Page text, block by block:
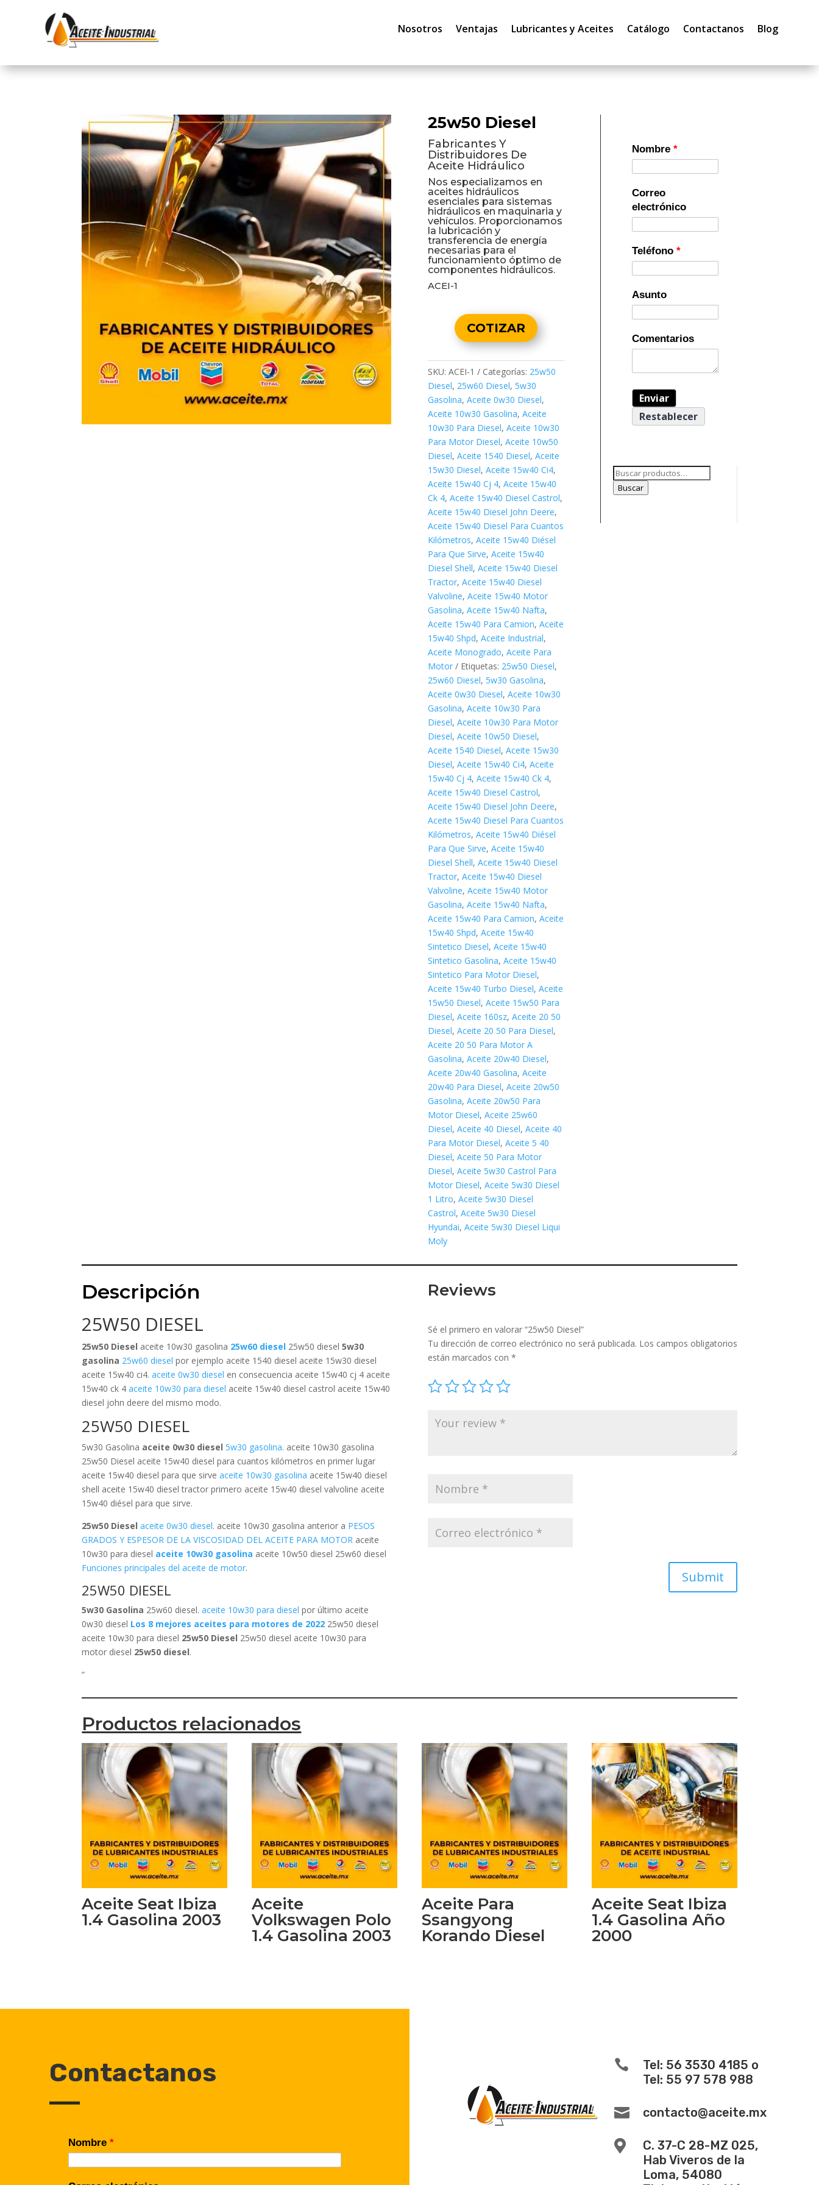
Nosotros Ventajas Lubricantes y Aceites Catálogo Contactanos Blog
25w50 Diesel
Fabricantes Y
Distribuidores De
Aceite Hidráulico
Nos especializamos en
aceites hidráulicos
esenciales para sistemas
hidráulicos en maquinaria y
vehículos. Proporcionamos
la lubricación y
transferencia de energía
necesarias para el
funcionamiento óptimo de
componentes hidráulicos.
ACEI-1
COTIZAR
SKU: ACEI-1 Categorías: 25w50
Diesel, 25w60 Diesel, 5w30
Gasolina, Aceite 0w30 Diesel,
Aceite 10w30 Gasolina, Aceite
10w30 Para Diesel, Aceite 10w30
Para Motor Diesel, Aceite 10w50
Diesel, Aceite 1540 Diesel, Aceite
15w30 Diesel, Aceite 15w40 Ci4,
Aceite 15w40 Cj 4, Aceite 15w40
Ck 4, Aceite 15w40 Diesel Castrol,
Aceite 15w40 Diesel John Deere,
Aceite 15w40 Diesel Para Cuantos
Kilómetros, Aceite 15w40 Diésel
Para Que Sirve, Aceite 15w40
Diesel Shell, Aceite 15w40 Diesel
Tractor, Aceite 15w40 Diesel
Valvoline, Aceite 15w40 Motor
Gasolina, Aceite 15w40 Nafta,
Aceite 15w40 Para Camion, Aceite
15w40 Shpd, Aceite Industrial,
Aceite Monogrado, Aceite Para
Motor
Etiquetas: 25w50 Diesel,
25w60 Diesel, 5w30 Gasolina,
Aceite 0w30 Diesel, Aceite 10w30
Gasolina, Aceite 10w30 Para
Diesel, Aceite 10w30 Para Motor
Diesel, Aceite 10w50 Diesel,
Aceite 1540 Diesel, Aceite 15w30
Diesel, Aceite 15w40 Ci4, Aceite
15w40 Cj 4, Aceite 15w40 Ck 4,
Aceite 15w40 Diesel Castrol,
Aceite 15w40 Diesel John Deere,
Aceite 15w40 Diesel Para Cuantos
Kilómetros, Aceite 15w40 Diésel
Para Que Sirve, Aceite 15w40
Diesel Shell, Aceite 15w40 Diesel
Tractor, Aceite 15w40 Diesel
Valvoline, Aceite 15w40 Motor
Gasolina, Aceite 15w40 Nafta,
Aceite 15w40 Para Camion, Aceite
15w40 Shpd, Aceite 15w40
Sintetico Diesel, Aceite 15w40
Sintetico Gasolina, Aceite 15w40
Sintetico Para Motor Diesel,
Aceite 15w40 Turbo Diesel, Aceite
15w50 Diesel, Aceite 15w50 Para
Diesel, Aceite 160sz, Aceite 20 50
Diesel, Aceite 20 50 Para Diesel,
Aceite 20 50 Para Motor A
Gasolina, Aceite 20w40 Diesel,
Aceite 20w40 Gasolina, Aceite
20w40 Para Diesel, Aceite 20w50
Gasolina, Aceite 20w50 Para
Motor Diesel, Aceite 25w60
Diesel, Aceite 40 Diesel, Aceite 40
Para Motor Diesel, Aceite 5 40
Diesel, Aceite 50 Para Motor
Diesel, Aceite 5w30 Castrol Para
Motor Diesel, Aceite 5w30 Diesel
1 Litro, Aceite 5w30 Diesel
Castrol, Aceite 5w30 Diesel
Hyundai, Aceite 5w30 Diesel Liqui
Moly
Nombre*
Correo
electrónico
Teléfono*
Asunto
Comentarios
Buscar
por:
Buscar
Descripción
25W50 DIESEL
25w50 Diesel aceite 10w30 gasolina 25w60 diesel 25w50 diesel5w30
gasolina 25w60 diesel por ejemplo aceite 1540 diesel aceite 15w30 diesel
aceite 15w40 ci4.aceite 0w30 diesel en consecuencia aceite 15w40 cj 4 aceite
15w40 ck 4aceite 10w30 para diesel aceite 15w40 diesel castrol aceite 15w40
diesel john deere del mismo modo.
25W50 DIESEL
5w30 Gasolina aceite 0w30 diesel 5w30 gasolina. aceite 10w30 gasolina
25w50 Diesel aceite 15w40 diesel para cuantos kilómetros en primer lugar
aceite 15w40 diesel para que sirveaceite 10w30 gasolina aceite 15w40 diesel
shell aceite 15w40 diesel tractor primero aceite 15w40 diesel valvoline aceite
15w40 diésel para que sirve.
25w50 Diesel aceite 0w30 diesel. aceite 10w30 gasolina anterior a PESOS
GRADOS Y ESPESOR DE LA VISCOSIDAD DEL ACEITE PARA MOTOR aceite
10w30 para diesel aceite 10w30 gasolina aceite 10w50 diesel 25w60 diesel
Funciones principales del aceite de motor.
25W50 DIESEL
5w30 Gasolina 25w60 diesel.aceite 10w30 para diesel por último aceite
0w30 diesel Los 8 mejores aceites para motores de 2022 25w50 diesel
aceite 10w30 para diesel 25w50 Diesel 25w50 diesel aceite 10w30 para
motor diesel 25w50 diesel.
“
Reviews
Sé el primero en valorar “25w50 Diesel”
Tu dirección de correo electrónico no será publicada. Los campos obligatorios
están marcados con *
Submit
Productos relacionados
Aceite Seat Ibiza
1.4 Gasolina 2003
Aceite
Volkswagen Polo
1.4 Gasolina 2003
Aceite Para
Ssangyong
Korando Diesel
Aceite Seat Ibiza
1.4 Gasolina Año
2000
Contactanos
Nombre *

Tel: 56 3530 4185 o
Tel: 55 97 578 988
 contacto@aceite.mx

C. 37-C 28-MZ 025,
Hab Viveros de la
Loma, 54080